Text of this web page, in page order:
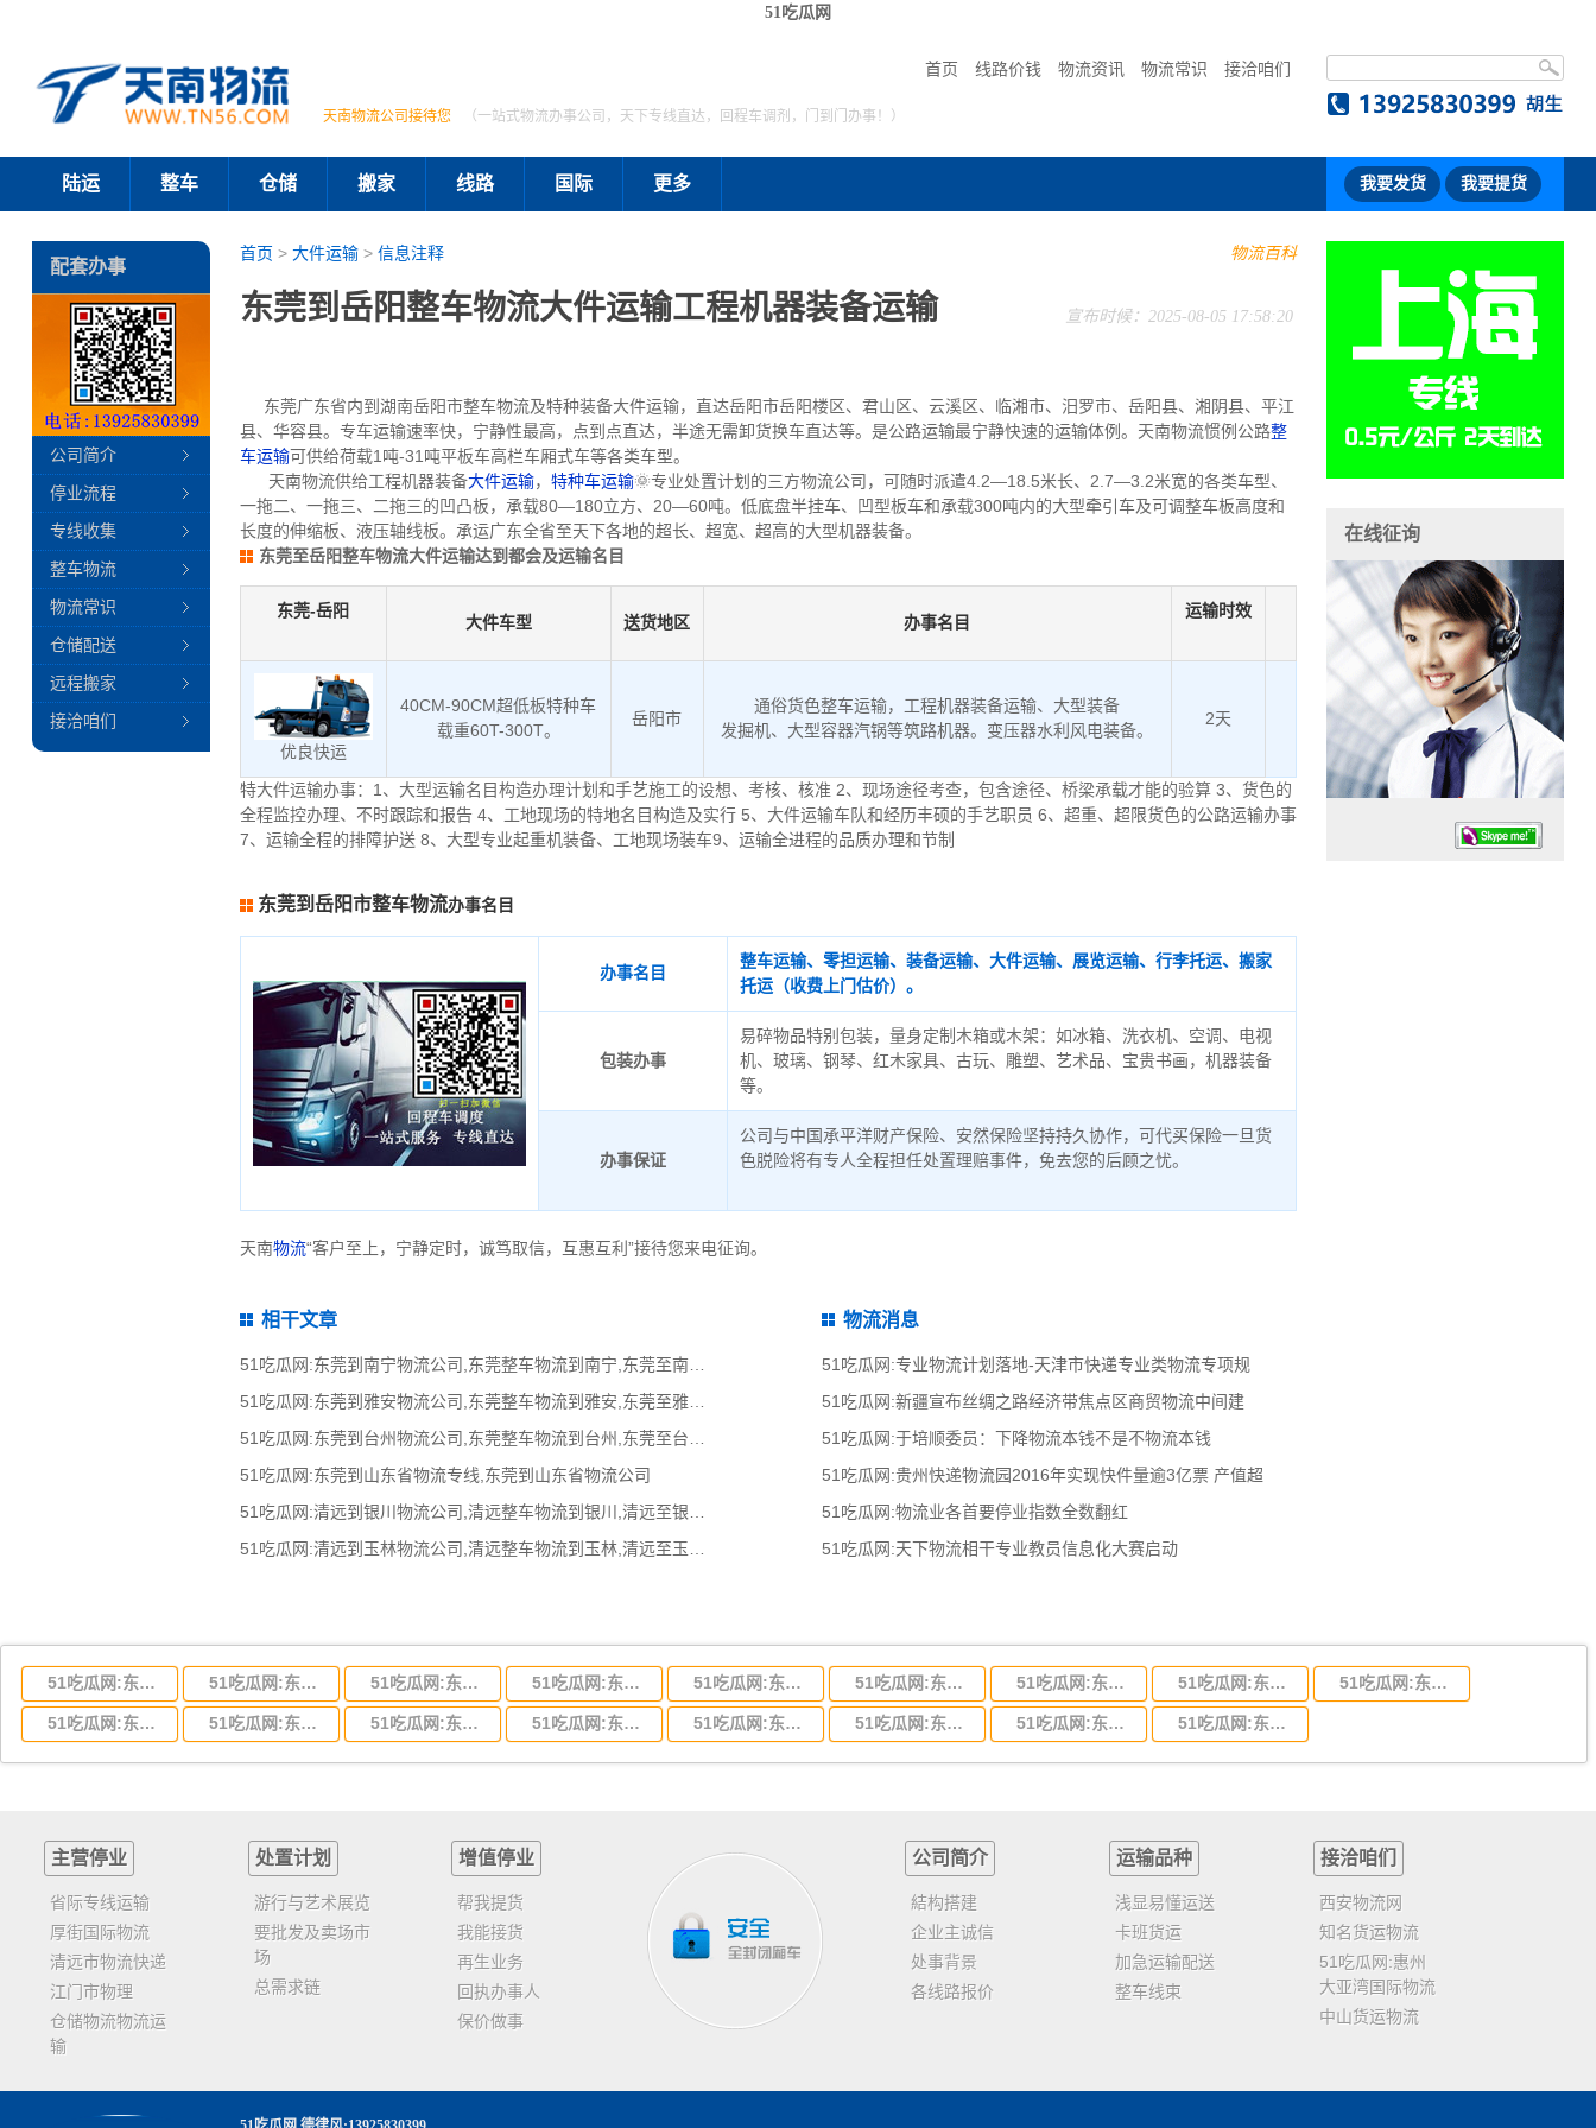
51吃瓜网
首页 线路价钱 物流资讯 物流常识 接洽咱们
天南物流公司接待您 （一站式物流办事公司，天下专线直达，回程车调剂，门到门办事！）
陆运 整车 仓储 搬家 线路 国际 更多 我要发货 我要提货
物流百科
首页 > 大件运输> 信息注释
东莞到岳阳整车物流大件运输工程机器装备运输 宣布时候：2025-08-05 17:58:20
东莞广东省内到湖南岳阳市整车物流及特种装备大件运输，直达岳阳市岳阳楼区、君山区、云溪区、临湘市、汨罗市、岳阳县、湘阴县、平江
县、华容县。专车运输速率快，宁静性最高，点到点直达，半途无需卸货换车直达等。是公路运输最宁静快速的运输体例。天南物流惯例公路整
车运输可供给荷载1吨-31吨平板车高栏车厢式车等各类车型。
天南物流供给工程机器装备大件运输， 特种车运输🌞专业处置计划的三方物流公司，可随时派遣4.2—18.5米长、2.7—3.2米宽的各类车型、
一拖二、一拖三、二拖三的凹凸板，承载80—180立方、20—60吨。低底盘半挂车、凹型板车和承载300吨内的大型牵引车及可调整车板高度和
长度的伸缩板、液压轴线板。承运广东全省至天下各地的超长、超宽、超高的大型机器装备。
东莞至岳阳整车物流大件运输达到都会及运输名目
东莞-岳阳
大件车型 送货地区 办事名目
运输时效
优良快运
40CM-90CM超低板特种车
载重60T-300T。
岳阳市
通俗货色整车运输，工程机器装备运输、大型装备
发掘机、大型容器汽锅等筑路机器。变压器水利风电装备。
2天
特大件运输办事：1、大型运输名目构造办理计划和手艺施工的设想、考核、核准 2、现场途径考查，包含途径、桥梁承载才能的验算 3、货色的
全程监控办理、不时跟踪和报告 4、工地现场的特地名目构造及实行 5、大件运输车队和经历丰硕的手艺职员 6、超重、超限货色的公路运输办事
7、运输全程的排障护送 8、大型专业起重机装备、工地现场装车9、运输全进程的品质办理和节制
东莞到岳阳市整车物流办事名目
办事名目
整车运输、零担运输、装备运输、大件运输、展览运输、行李托运、搬家
托运（收费上门估价）。
包装办事
易碎物品特别包装，量身定制木箱或木架：如冰箱、洗衣机、空调、电视
机、玻璃、钢琴、红木家具、古玩、雕塑、艺术品、宝贵书画，机器装备
等。
办事保证
公司与中国承平洋财产保险、安然保险坚持持久协作，可代买保险一旦货
色脱险将有专人全程担任处置理赔事件，免去您的后顾之忧。
天南物流“客户至上，宁静定时，诚笃取信，互惠互利”接待您来电征询。
相干文章
51吃瓜网:东莞到南宁物流公司,东莞整车物流到南宁,东莞至南宁物流专线 - 天南
51吃瓜网:东莞到雅安物流公司,东莞整车物流到雅安,东莞至雅安物流专线 - 天南
51吃瓜网:东莞到山东省物流专线,东莞到山东省物流公司
物流消息
51吃瓜网:专业物流计划落地-天津市快递专业类物流专项规
51吃瓜网:新疆宣布丝绸之路经济带焦点区商贸物流中间建
51吃瓜网:于培顺委员：下降物流本钱不是不物流本钱
51吃瓜网:贵州快递物流园2016年实现快件量逾3亿票 产值超
51吃瓜网:物流业各首要停业指数全数翻红
51吃瓜网:天下物流相干专业教员信息化大赛启动
配套办事
公司简介
停业流程
专线收集
整车物流
物流常识
仓储配送
远程搬家
接洽咱们
在线征询
51吃瓜网:东莞到湖北省物流专线,东莞到湖北省物流公司 51吃瓜网:东莞到河南省物流专线,东莞到河南省物流公司 51吃瓜网:东莞到湖南省物流专线,东莞到湖南省物流公司 51吃瓜网:东莞到河北省物流专线,东莞到河北省物流公司 51吃瓜网:东莞到吉林省物流运输,东莞到吉林省物流公司 51吃瓜网:东莞到甘肃省物流运输,东莞到甘肃省物流公司 51吃瓜网:东莞到陕西省物流运输,东莞到陕西省物流公司 51吃瓜网:东莞到贵州省物流运输,东莞到贵州省物流公司 51吃瓜网:东莞到四川省物流专线,东莞到四川省物流公司
51吃瓜网:东莞到云南省物流运输,东莞到云南省物流公司 51吃瓜网:东莞到江西省物流专线,东莞到江西省物流公司 51吃瓜网:东莞到安徽省物流专线,东莞到安徽省物流公司 51吃瓜网:东莞到山东省物流专线,东莞到山东省物流公司 51吃瓜网:东莞到江苏物流专线运输,东莞到江苏省物流公司 51吃瓜网:东莞到浙江省物流运输,东莞到浙江省物流公司 51吃瓜网:东莞到福建省物流运输,东莞到福建省物流公司 51吃瓜网:东莞到广西物流专线,东莞到广西物流公司
主营停业
省际专线运输
厚街国际物流
清远市物流快递
江门市物理
仓储物流物流运
输
处置计划
游行与艺术展览
要批发及卖场市
场
总需求链
增值停业
帮我提货
我能接货
再生业务
回执办事人
保价做事
公司简介
結构搭建
企业主诚信
处事背景
各线路报价
运输品种
浅显易懂运送
卡班货运
加急运输配送
整车线束
接洽咱们
西安物流网
知名货运物流
51吃瓜网:惠州
大亚湾国际物流
中山货运物流